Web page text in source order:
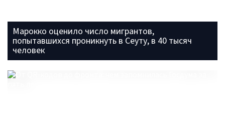
Марокко оценило число мигрантов,
попытавшихся проникнуть в Сеуту, в 40 тысяч
человек